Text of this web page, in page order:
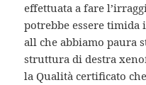
effettuata a fare
potrebbe essere
all che abbiamo paura
struttura di destra
la Qualità certificato